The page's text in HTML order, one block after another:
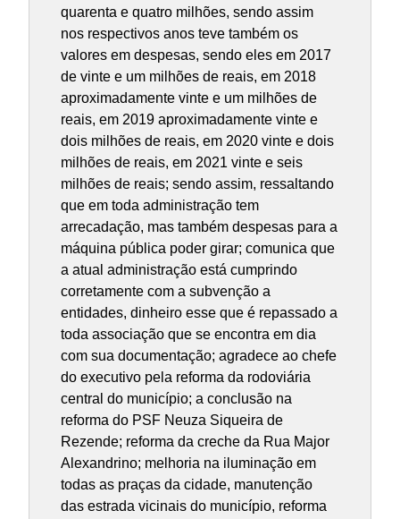
quarenta e quatro milhões, sendo assim
nos respectivos anos teve também os
valores em despesas, sendo eles em 2017
de vinte e um milhões de reais, em 2018
aproximadamente vinte e um milhões de
reais, em 2019 aproximadamente vinte e
dois milhões de reais, em 2020 vinte e dois
milhões de reais, em 2021 vinte e seis
milhões de reais; sendo assim, ressaltando
que em toda administração tem
arrecadação, mas também despesas para a
máquina pública poder girar; comunica que
a atual administração está cumprindo
corretamente com a subvenção a
entidades, dinheiro esse que é repassado a
toda associação que se encontra em dia
com sua documentação; agradece ao chefe
do executivo pela reforma da rodoviária
central do município; a conclusão na
reforma do PSF Neuza Siqueira de
Rezende; reforma da creche da Rua Major
Alexandrino; melhoria na iluminação em
todas as praças da cidade, manutenção
das estrada vicinais do município, reforma